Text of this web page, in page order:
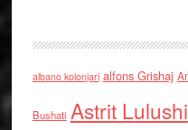
albano kolonjari alfons Grishaj
Bushati Astrit Lulushi